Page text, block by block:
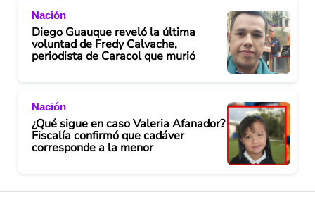
Nación
Diego Guauque reveló la última
voluntad de Fredy Calvache,
periodista de Caracol que murió
Nación
¿Qué sigue en caso Valeria Afanador?
Fiscalía confirmó que cadáver
corresponde a la menor